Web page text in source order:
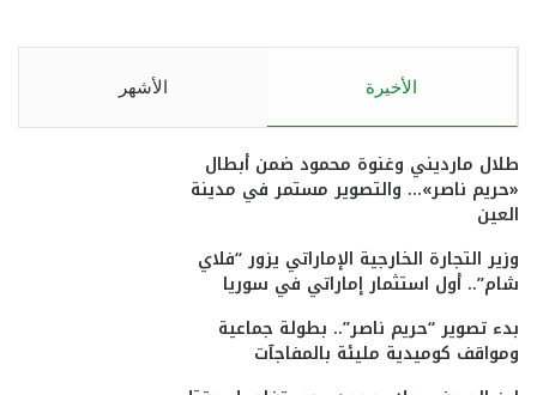
الأخيرة الأشهر
طلال مارديني وغنوة محمود ضمن أبطال
«حريم ناصر»… والتصوير مستمر في مدينة
العين
وزير التجارة الخارجية الإماراتي يزور “فلاي
شام”.. أول استثمار إماراتي في سوريا
بدء تصوير “حريم ناصر”.. بطولة جماعية
ومواقف كوميدية مليئة بالمفاجآت